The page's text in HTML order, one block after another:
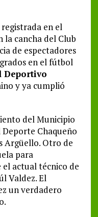
en el
la cancha del Club
de espectadores
en el fútbol
Deportivo
y ya cumplió
del Municipio
Chaqueño
Argüello. Otro de
para
actual técnico de
Valdez. El
un verdadero